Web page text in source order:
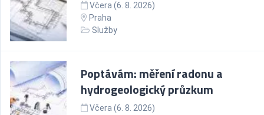
Včera (6. 8. 2026)
Praha
Služby
Poptávám: měření radonu a
hydrogeologický průzkum
Včera (6. 8. 2026)